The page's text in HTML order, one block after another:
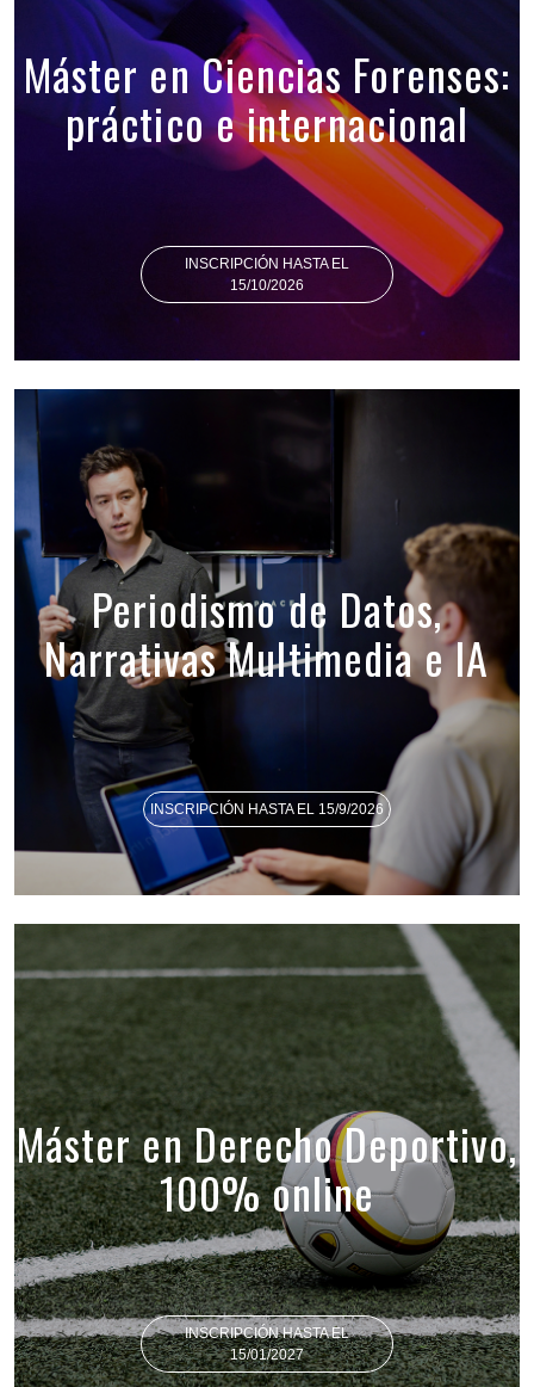
Máster en Ciencias Forenses:
práctico e internacional
INSCRIPCIÓN HASTA EL
15/10/2026
Periodismo de Datos,
Narrativas Multimedia e IA
INSCRIPCIÓN HASTA EL 15/9/2026
Máster en Derecho Deportivo,
100% online
INSCRIPCIÓN HASTA EL
15/01/2027